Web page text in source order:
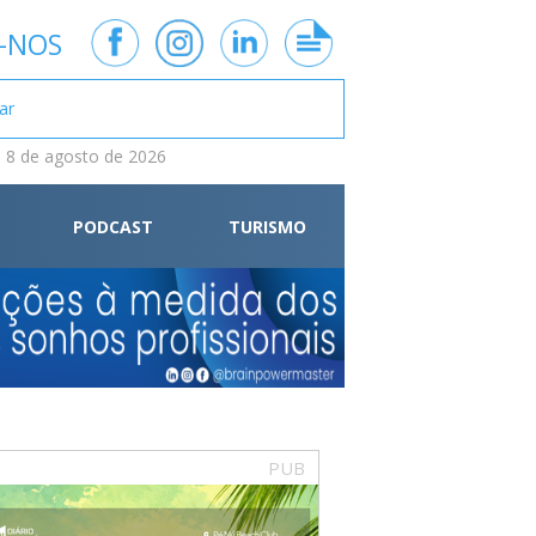
8 de agosto de 2026
PODCAST TURISMO
PUB